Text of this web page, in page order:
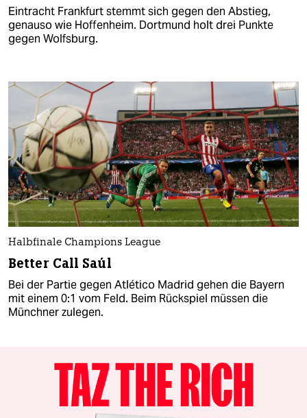
Eintracht Frankfurt stemmt sich gegen den Abstieg,
genauso wie Hoffenheim. Dortmund holt drei Punkte
gegen Wolfsburg.
Halbfinale Champions League
Better Call Saúl
Bei der Partie gegen Atlético Madrid gehen die Bayern
mit einem 0:1 vom Feld. Beim Rückspiel müssen die
Münchner zulegen.